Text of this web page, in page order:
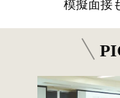
模擬面接